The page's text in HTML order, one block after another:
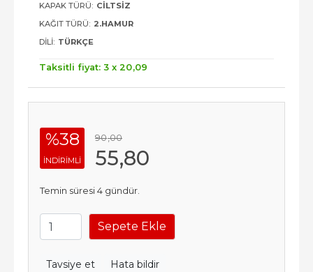
KAPAK TÜRÜ: CILTSIZ
KAĞIT TÜRÜ: 2.HAMUR
DILI: TÜRKÇE
Taksitli fiyat: 3 x 20,09
%38
INDIRIMLI
90,00
55,80
Temin süresi 4 gündür.
Sepete Ekle
Tavsiye et Hata bildir